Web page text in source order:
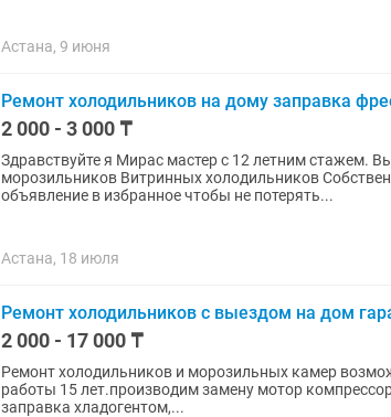
Астана, 9 июня
Ремонт холодильников на дому заправка
2 000 - 3 000 ₸
Здравствуйте я Мирас мастер с 12 летним стажем.
морозильников Витринных холодильников Собственный
объявление в избранное чтобы не потерять...
Астана, 18 июля
Ремонт холодильников с выездом на дом
2 000 - 17 000 ₸
Ремонт холодильников и морозильных камер
работы 15 лет.производим замену мотор
заправка хладогентом,...